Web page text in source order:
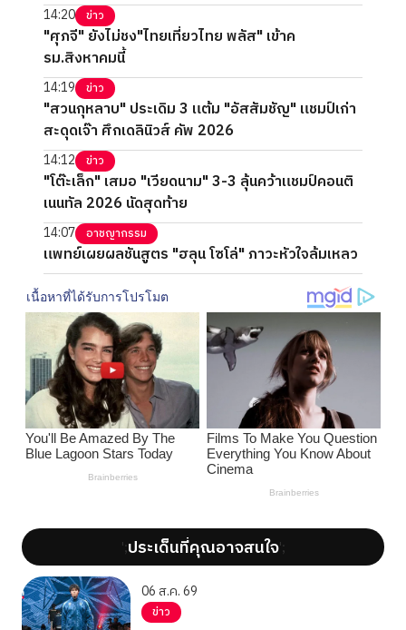
14:20 ข่าว
"ศุภจี" ยังไม่ชง"ไทยเที่ยวไทย พลัส" เข้าค
รม.สิงหาคมนี้
14:19 ข่าว
"สวนกุหลาบ" ประเดิม 3 แต้ม "อัสสัมชัญ" แชมป์เก่า
สะดุดเจ๊า ศึกเดลินิวส์ คัพ 2026
14:12 ข่าว
"โต๊ะเล็ก" เสมอ "เวียดนาม" 3-3 ลุ้นคว้าแชมป์คอนติ
เนนทัล 2026 นัดสุดท้าย
14:07 อาชญากรรม
แพทย์เผยผลชันสูตร "ฮลุน โซโล่" ภาวะหัวใจล้มเหลว
';ประเด็นที่คุณอาจสนใจ';
06 ส.ค. 69
ข่าว